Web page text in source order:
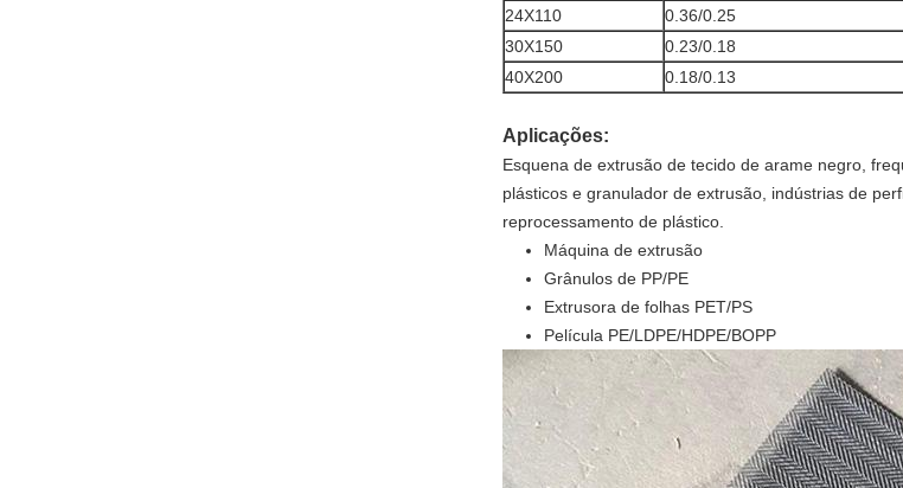
24X110
0.36/0.25
30X150
0.23/0.18
40X200
0.18/0.13
Aplicações:
Esquena de extrusão de tecido de arame negro,
plásticos e granulador de extrusão, indústrias de
reprocessamento de plástico.
Máquina de extrusão
Grânulos de PP/PE
Extrusora de folhas PET/PS
Película PE/LDPE/HDPE/BOPP